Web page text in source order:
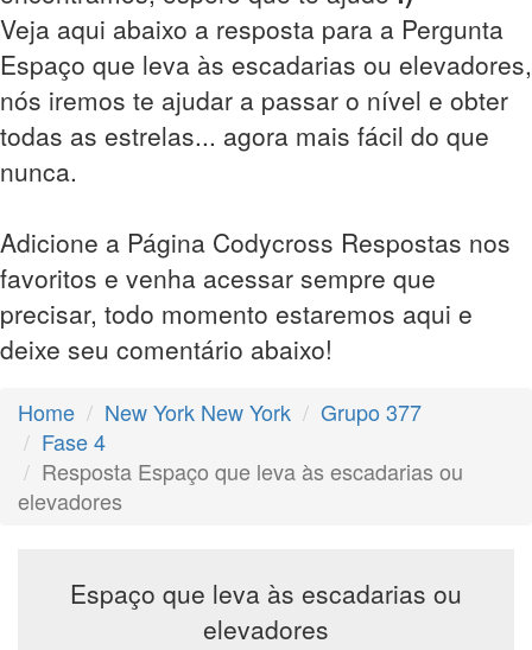
Veja aqui abaixo a resposta para a Pergunta
Espaço que leva às escadarias ou elevadores,
nós iremos te ajudar a passar o nível e obter
todas as estrelas... agora mais fácil do que
nunca.
Adicione a Página Codycross Respostas nos
favoritos e venha acessar sempre que
precisar, todo momento estaremos aqui e
deixe seu comentário abaixo!
Home New York New York
Grupo 377
Fase 4
Resposta Espaço que leva às escadarias ou
elevadores
Espaço que leva às escadarias ou
elevadores